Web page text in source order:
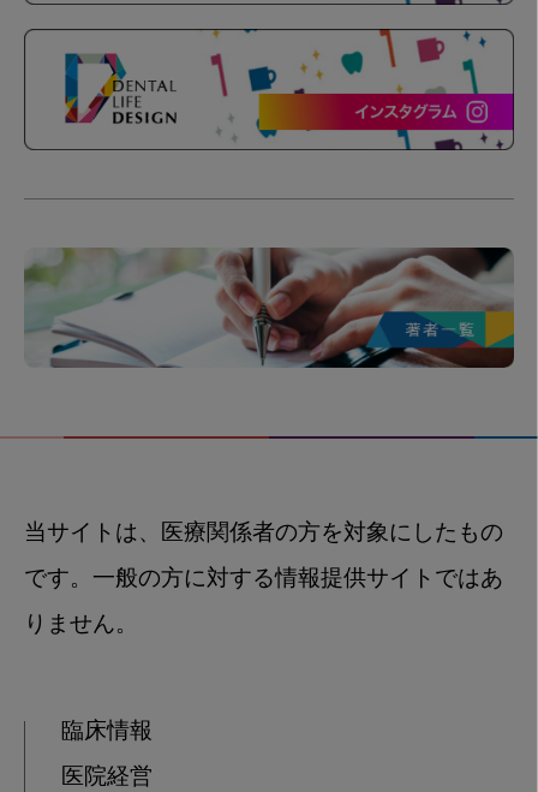
当サイトは、医療関係者の方を対象にしたもの
です。一般の方に対する情報提供サイトではあ
りません。
臨床情報
医院経営